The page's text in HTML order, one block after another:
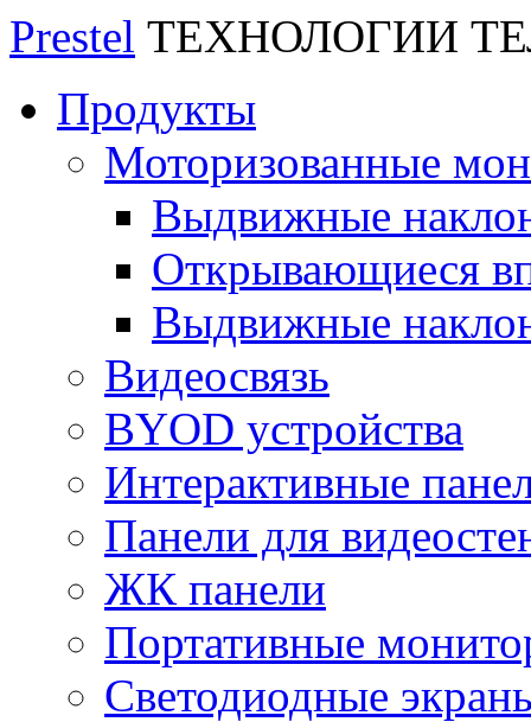
Prestel ТЕХНОЛОГИИ
Продукты
Моторизованные
Выдвижные
Открывающиеся
Выдвижные
Видеосвязь
BYOD устройства
Интерактивные
Панели для
ЖК панели
Портативные
Светодиодные